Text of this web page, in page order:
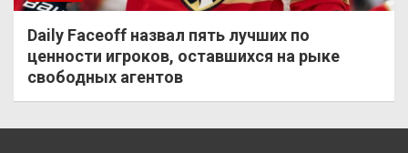
Daily Faceoff назвал пять лучших по
ценности игроков, оставшихся на рыке
свободных агентов